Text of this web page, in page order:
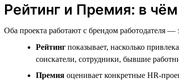
Рейтинг и Премия: в
Оба проекта работают с брендом работодателя
Рейтинг показывает, насколько
соискатели, сотрудники, бывшие
Премия оценивает конкретные HR-